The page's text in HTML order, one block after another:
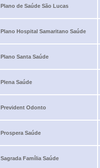
Plano de Saúde São Lucas
Plano Hospital Samaritano Saúde
Plano Santa Saúde
Plena Saúde
Prevident Odonto
Prospera Saúde
Sagrada Família Saúde